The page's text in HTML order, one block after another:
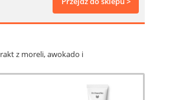
z moreli, awokado i